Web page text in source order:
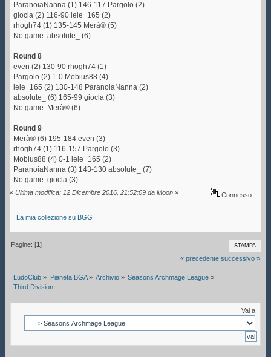
ParanoiaNanna (1) 146-117 Pargolo (2)
giocla (2) 116-90 lele_165 (2)
rhogh74 (1) 135-145 Merà® (5)
No game: absolute_ (6)
Round 8
even (2) 130-90 rhogh74 (1)
Pargolo (2) 1-0 Mobius88 (4)
lele_165 (2) 130-148 ParanoiaNanna (2)
absolute_ (6) 165-99 giocla (3)
No game: Merà® (6)
Round 9
Merà® (6) 195-184 even (3)
rhogh74 (1) 116-157 Pargolo (3)
Mobius88 (4) 0-1 lele_165 (2)
ParanoiaNanna (3) 143-130 absolute_ (7)
No game: giocla (3)
« Ultima modifica: 12 Dicembre 2016, 21:52:09 da Moon » Connesso
La mia collezione su BGG
STAMPA
Pagine: [1]
« precedente successivo »
LudoClub » Pianeta BGA» Archivio» Seasons Archmage League »
Third Division
Vai a: